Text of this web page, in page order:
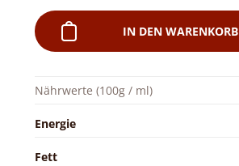
IN DEN WARENKORB
Nährwerte (100g / ml)
Energie
Fett